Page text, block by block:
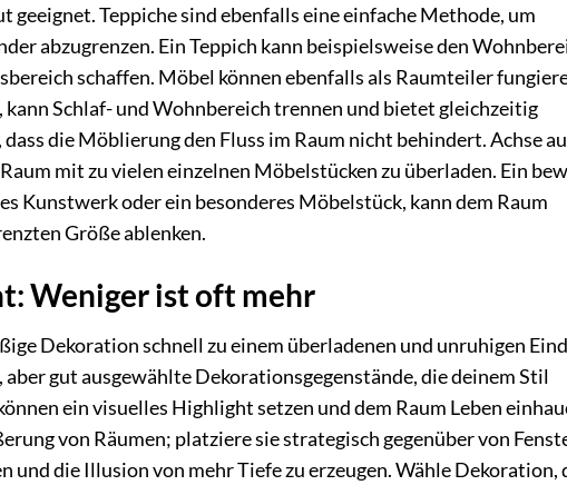
geeignet. Teppiche sind ebenfalls eine einfache Methode, um
abzugrenzen. Ein Teppich kann beispielsweise den
schaffen. Möbel können ebenfalls als Raumteiler
kann Schlaf- und Wohnbereich trennen und bietet gleichzeitig
die Möblierung den Fluss im Raum nicht behindert. Achse
mit zu vielen einzelnen Möbelstücken zu überladen. Ein
Kunstwerk oder ein besonderes Möbelstück, kann dem Raum
Größe ablenken.
Weniger ist oft mehr
Dekoration schnell zu einem überladenen und unruhigen
gut ausgewählte Dekorationsgegenstände, die deinem Stil
ein visuelles Highlight setzen und dem Raum Leben
von Räumen; platziere sie strategisch gegenüber von
und die Illusion von mehr Tiefe zu erzeugen. Wähle Dekoration,